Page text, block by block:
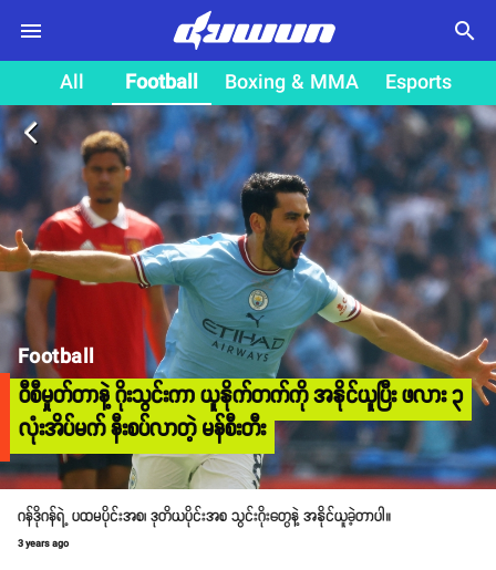
search
All Football Boxing & MMA Esports
arrow_back_ios
Football
ဝီစီမှုတ်တာနဲ့ ဂိုးသွင်းကာ ယူနိုက်တက်ကို အနိုင်ယူပြီး ဖလား ၃
လုံးအိပ်မက် နီးစပ်လာတဲ့ မန်စီးတီး
ဂန်ဒိုဂန်ရဲ့ ပထမပိုင်းအစ၊ ဒုတိယပိုင်းအစ သွင်းဂိုးတွေနဲ့ အနိုင်ယူခဲ့တာပါ။
3 years ago